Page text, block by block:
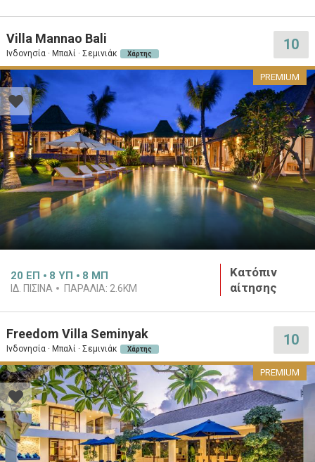
Villa Mannao Bali
Ινδονησία · Μπαλί · Σεμινιάκ Χάρτης
10
PREMIUM
20 ΕΠ 8 ΥΠ 8 ΜΠ
ΙΔ. ΠΙΣΊΝΑ ΠΑΡΑΛΊΑ: 2.6KM
Κατόπιν
αίτησης
Freedom Villa Seminyak
Ινδονησία · Μπαλί · Σεμινιάκ Χάρτης
10
PREMIUM